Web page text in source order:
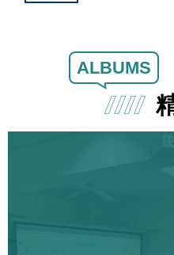
ALBUMS